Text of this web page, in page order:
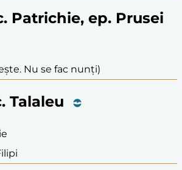
Patrichie, ep. Prusei
Nu se fac nunți)
Talaleu